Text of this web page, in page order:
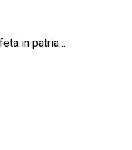
in patria...